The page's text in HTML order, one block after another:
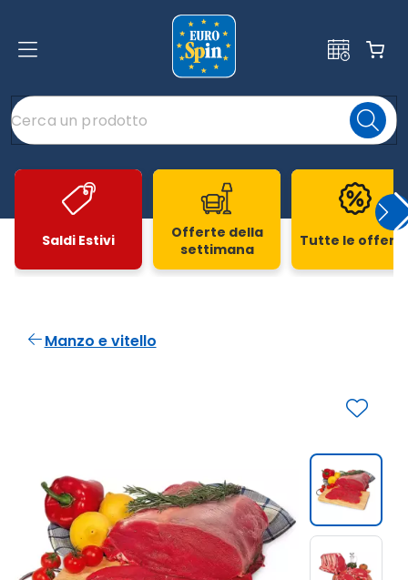
Saldi Estivi
Offerte della
settimana
Tutte le
Manzo e vitello